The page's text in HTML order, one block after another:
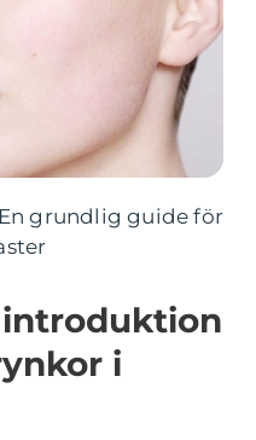
grundlig guide för
i